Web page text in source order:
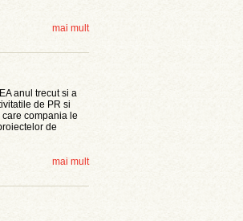
mai mult
anul trecut si a
de PR si
compania le
de
mai mult